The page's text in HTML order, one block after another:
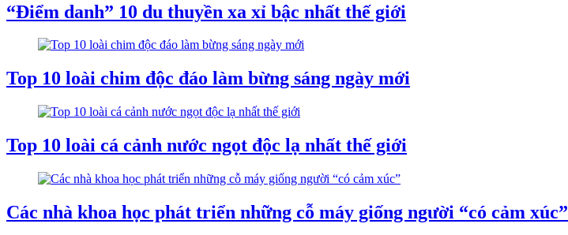
“Điểm danh” 10 du thuyền xa xỉ bậc nhất thế giới
Top 10 loài chim độc đáo làm bừng sáng ngày mới
Top 10 loài cá cảnh nước ngọt độc lạ nhất thế giới
Các nhà khoa học phát triển những cỗ máy giống người “có cảm xúc”